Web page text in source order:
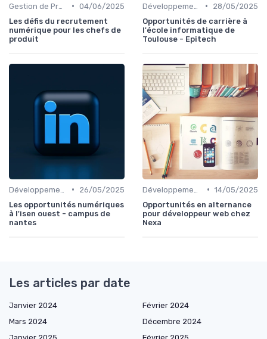
• 04/06/2025
Les défis du recrutement
numérique pour les chefs de
produit
•
28/05/2025
Opportunités de carrière à
l'école informatique de
Toulouse - Epitech
•
26/05/2025
Les opportunités numériques
à l'isen ouest - campus de
nantes
• 14/05/2025
Opportunités en alternance
pour développeur web chez
Nexa
Les articles par date
Janvier 2024
Février 2024
Mars 2024
Décembre 2024